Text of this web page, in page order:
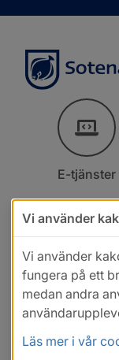
E-tjänster
Vi använder
Vi använder
fungera på ett
medan andra
Läs mer i vår